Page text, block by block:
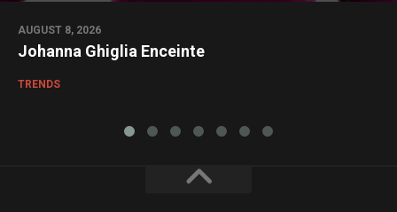
AUGUST 8, 2026
Johanna Ghiglia Enceinte
TRENDS